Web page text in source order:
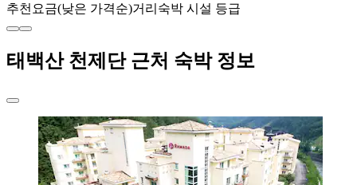
추천요금(낮은 가격순)거리 숙박 시설 등급
태백산 천제단 근처 숙박 정보